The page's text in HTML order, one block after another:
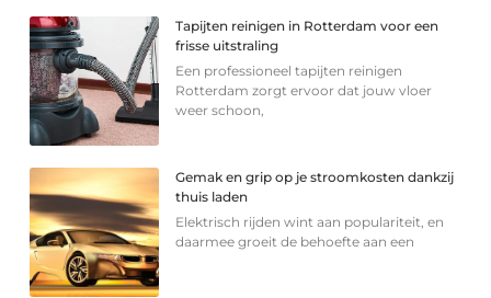
Tapijten reinigen in Rotterdam voor een
frisse uitstraling
Een professioneel tapijten reinigen
Rotterdam zorgt ervoor dat jouw vloer
weer schoon,
Gemak en grip op je stroomkosten dankzij
thuis laden
Elektrisch rijden wint aan populariteit, en
daarmee groeit de behoefte aan een